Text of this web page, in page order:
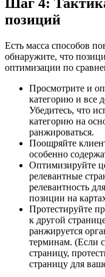
позиций
Есть масса способов
обнаружите, что
оптимизации по
Просмотрите и
категорию и все
Убедитесь, что
категорию на
ранжироваться.
Поощряйте
особенно
Оптимизируйте
релевантные
релевантность
позиции на
Протестируйте
к другой
ранжируется
терминам. (Если
страницу,
страницу для